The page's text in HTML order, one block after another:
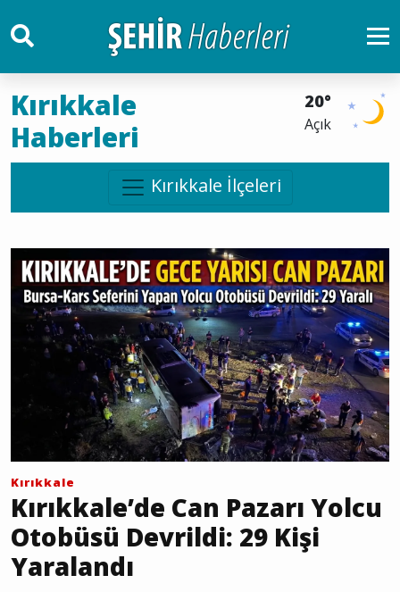
20°
Açık
Kırıkkale
Haberleri
Kırıkkale İlçeleri
Kırıkkale
Kırıkkale’de Can Pazarı Yolcu
Otobüsü Devrildi: 29 Kişi
Yaralandı